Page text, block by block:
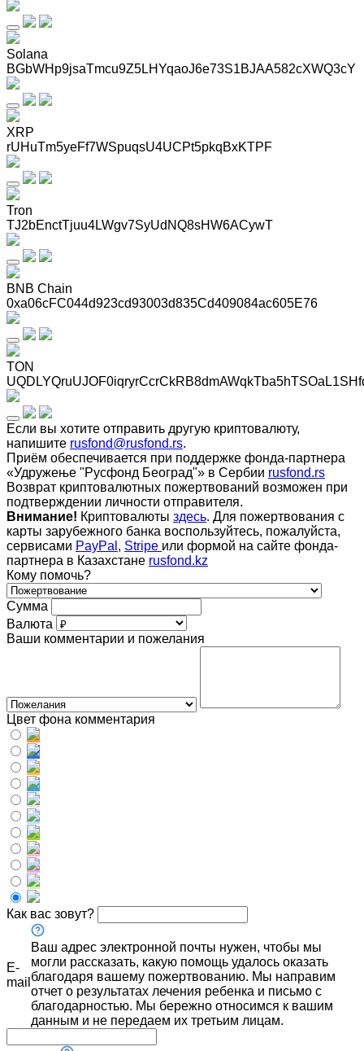
Solana
BGbWHp9jsaTmcu9Z5LHYqaoJ6e73S1BJAA582cXWQ3cY
XRP
rUHuTm5yeFf7WSpuqsU4UCPt5pkqBxKTPF
Tron
TJ2bEnctTjuu4LWgv7SyUdNQ8sHW6ACywT
BNB Chain
0xa06cFC044d923cd93003d835Cd409084ac605E76
TON
Если вы хотите отправить другую криптовалюту,
напишите rusfond@rusfond.rs.
Приём обеспечивается при поддержке фонда-партнера
«Удружење "Русфонд Београд"» в Сербии rusfond.rs
Возврат криптовалютных пожертвований возможен при
подтверждении личности отправителя.
Внимание! Криптовалюты здесь. Для пожертвования с
карты зарубежного банка воспользуйтесь, пожалуйста,
сервисами PayPal , Stripe или формой на сайте фонда-
партнера в Казахстане rusfond.kz
Кому помочь?
Сумма
Валюта
Ваши комментарии и пожелания
Цвет фона комментария
Как вас зовут?
E-
mail
Ваш адрес электронной почты нужен, чтобы мы
могли рассказать, какую помощь удалось оказать
благодаря вашему пожертвованию. Мы направим
отчет о результатах лечения ребенка и письмо с
благодарностью. Мы бережно относимся к вашим
данным и не передаем их третьим лицам.